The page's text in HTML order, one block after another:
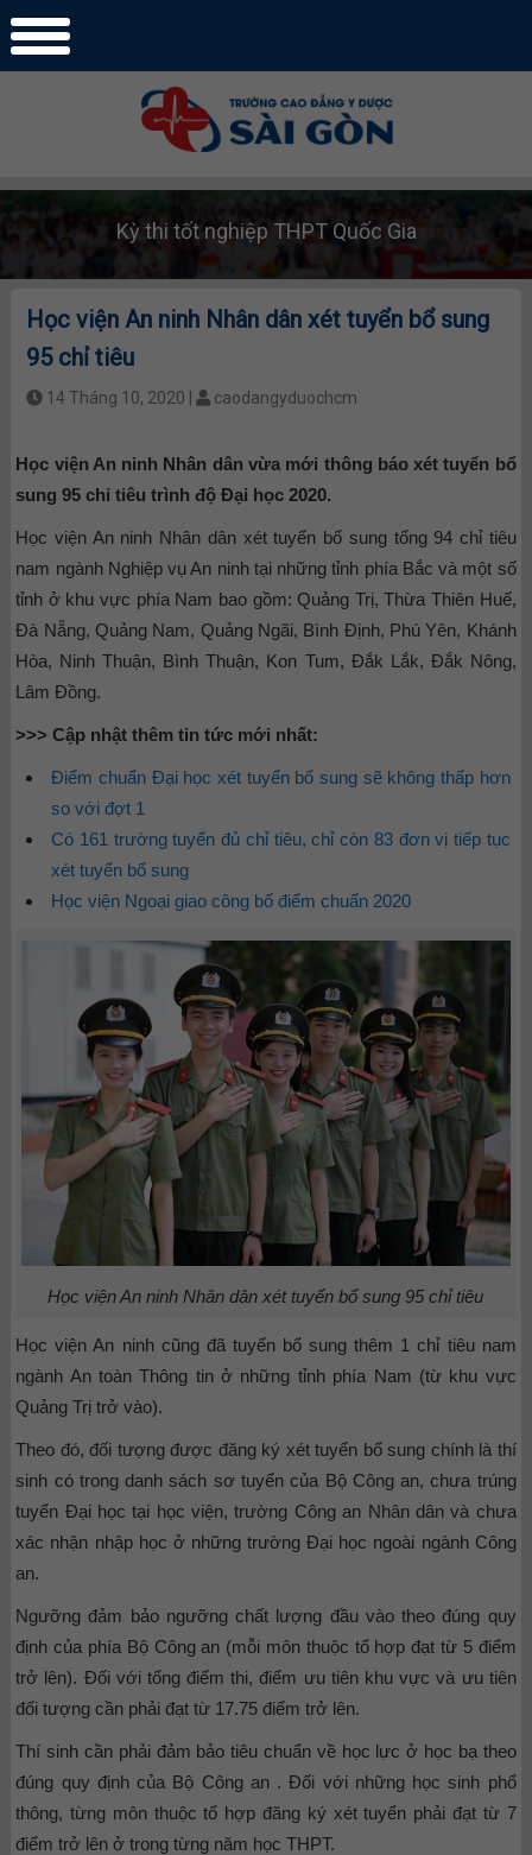
Kỳ thi tốt nghiệp THPT Quốc Gia
Học viện An ninh Nhân dân xét tuyển bổ sung
95 chỉ tiêu
14 Tháng 10, 2020 | caodangyduochcm
Học viện An ninh Nhân dân vừa mới thông báo xét tuyển bổ
sung 95 chỉ tiêu trình độ Đại học 2020.
Học viện An ninh Nhân dân xét tuyển bổ sung tổng 94 chỉ tiêu
nam ngành Nghiệp vụ An ninh tại những tỉnh phía Bắc và một số
tỉnh ở khu vực phía Nam bao gồm: Quảng Trị, Thừa Thiên Huế,
Đà Nẵng, Quảng Nam, Quảng Ngãi, Bình Định, Phú Yên, Khánh
Hòa, Ninh Thuận, Bình Thuận, Kon Tum, Đắk Lắk, Đắk Nông,
Lâm Đồng.
>>> Cập nhật thêm tin tức mới nhất:
Điểm chuẩn Đại học xét tuyển bổ sung sẽ không thấp hơn
so với đợt 1
Có 161 trường tuyển đủ chỉ tiêu, chỉ còn 83 đơn vị tiếp tục
xét tuyển bổ sung
Học viện Ngoại giao công bố điểm chuẩn 2020
Học viện An ninh Nhân dân xét tuyển bổ sung 95 chỉ tiêu
Học viện An ninh cũng đã tuyển bổ sung thêm 1 chỉ tiêu nam
ngành An toàn Thông tin ở những tỉnh phía Nam (từ khu vực
Quảng Trị trở vào).
Theo đó, đối tượng được đăng ký xét tuyển bổ sung chính là thí
sinh có trong danh sách sơ tuyển của Bộ Công an, chưa trúng
tuyển Đại học tại học viện, trường Công an Nhân dân và chưa
xác nhận nhập học ở những trường Đại học ngoài ngành Công
an.
Ngưỡng đảm bảo ngưỡng chất lượng đầu vào theo đúng quy
định của phía Bộ Công an (mỗi môn thuộc tổ hợp đạt từ 5 điểm
trở lên). Đối với tổng điểm thi, điểm ưu tiên khu vực và ưu tiên
đối tượng cần phải đạt từ 17.75 điểm trở lên.
Thí sinh cần phải đảm bảo tiêu chuẩn về học lực ở học bạ theo
đúng quy định của Bộ Công an . Đối với những học sinh phổ
thông, từng môn thuộc tổ hợp đăng ký xét tuyển phải đạt từ 7
điểm trở lên ở trong từng năm học THPT.